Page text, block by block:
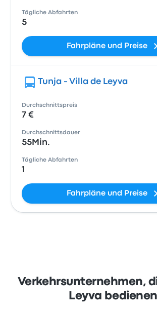
Tägliche Abfahrten
5
Fahrpläne und Preise
Tunja - Villa de Leyva
Durchschnittspreis
7 €
Durchschnittsdauer
55Min.
Tägliche Abfahrten
1
Fahrpläne und Preise
Verkehrsunternehmen,
Leyva bedienen